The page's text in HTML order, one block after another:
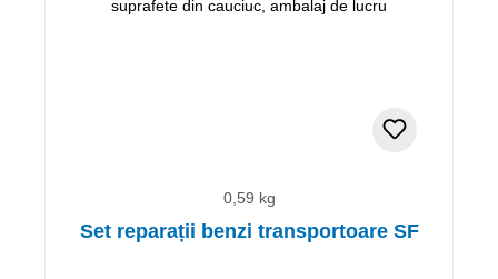
0,59 kg
Set reparații benzi transportoare SF